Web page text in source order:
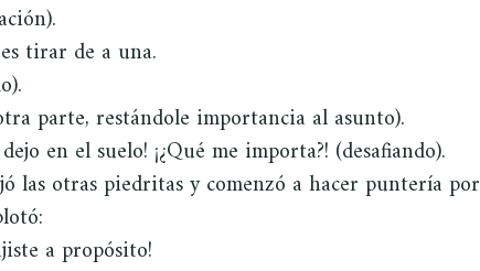
tirar de a una.
parte, restándole importancia al asunto).
en el suelo! ¡¿Qué me importa?! (desafiando).
las otras piedritas y comenzó a hacer puntería por
a propósito!